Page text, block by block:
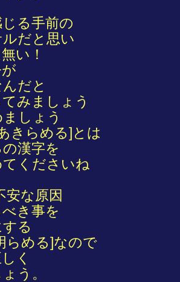
る手前の
ルだと思い
い！
だと
みましょう
しょう
きらめる]とは
漢字を
くださいね
安な原因
き事を
る
らめる]なので
く
う。